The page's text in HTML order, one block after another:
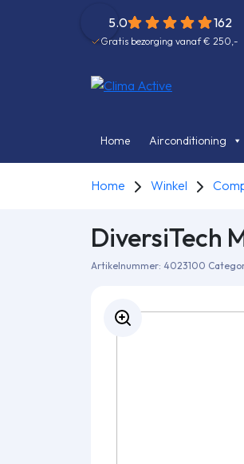
5.0 162
Gratis bezorging vanaf € 250,-
Home Airconditioning
Home Winkel
DiversiTech
Artikelnummer: 4023100